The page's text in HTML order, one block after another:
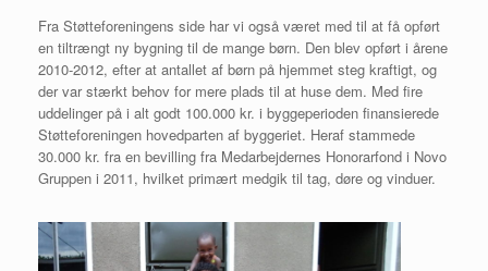
Fra Støtteforeningens side har vi også været med til at få opført
en tiltrængt ny bygning til de mange børn. Den blev opført i årene
2010-2012, efter at antallet af børn på hjemmet steg kraftigt, og
der var stærkt behov for mere plads til at huse dem. Med fire
uddelinger på i alt godt 100.000 kr. i byggeperioden finansierede
Støtteforeningen hovedparten af byggeriet. Heraf stammede
30.000 kr. fra en bevilling fra Medarbejdernes Honorarfond i Novo
Gruppen i 2011, hvilket primært medgik til tag, døre og vinduer.